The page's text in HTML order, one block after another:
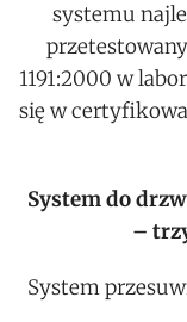
systemu
1191:2000 w
się w
System do
–
System